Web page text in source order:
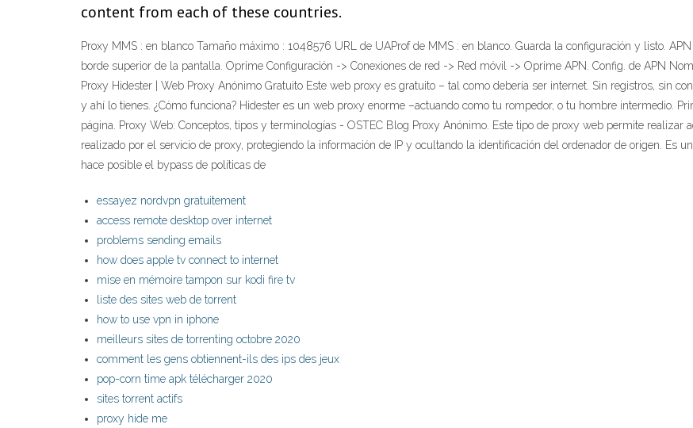
content from each of these countries.
Proxy MMS : en blanco Tamaño máximo : 1048576 URL de UAProf de MMS : en blanco. Guarda la configuración y listo.
borde superior de la pantalla. Oprime Configuración -> Conexiones de red -> Red móvil -> Oprime APN. Config. de APN
Proxy Hidester | Web Proxy Anónimo Gratuito Este web proxy es gratuito – tal como debería ser internet. Sin registros, sin
y ahí lo tienes. ¿Cómo funciona? Hidester es un web proxy enorme –actuando como tu rompedor, o tu hombre intermedio.
página. Proxy Web: Conceptos, tipos y terminologías - OSTEC Blog Proxy Anónimo. Este tipo de proxy web permite realizar
realizado por el servicio de proxy, protegiendo la información de IP y ocultando la identificación del ordenador de origen. Es
hace posible el bypass de políticas de
essayez nordvpn gratuitement
access remote desktop over internet
problems sending emails
how does apple tv connect to internet
mise en mémoire tampon sur kodi fire tv
liste des sites web de torrent
how to use vpn in iphone
meilleurs sites de torrenting octobre 2020
comment les gens obtiennent-ils des ips des jeux
pop-corn time apk télécharger 2020
sites torrent actifs
proxy hide me